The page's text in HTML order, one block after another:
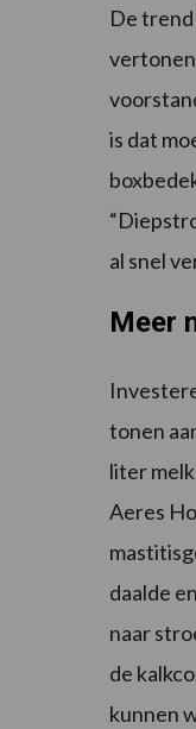
De
is dat
al snel
Meer
tonen
liter
Aeres
daalde
naar
de
kunnen